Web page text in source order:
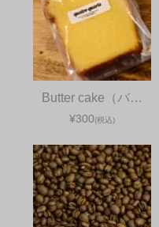
Butter cake（バ…
¥300(税込)